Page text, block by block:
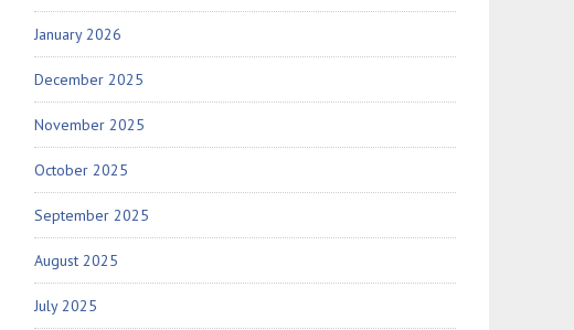
January 2026
December 2025
November 2025
October 2025
September 2025
August 2025
July 2025